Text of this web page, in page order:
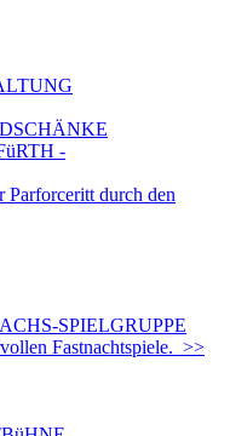
-
Parforceritt durch den
SPIELGRUPPE
Fastnachtspiele. >>